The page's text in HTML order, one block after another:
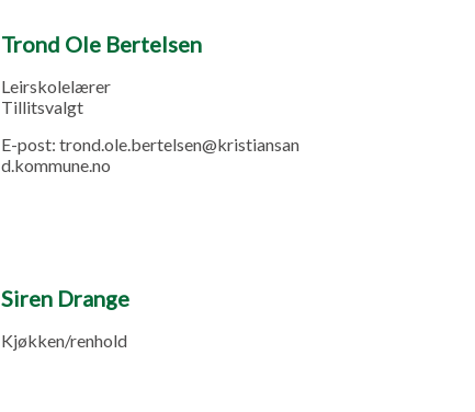
Trond Ole Bertelsen
Leirskolelærer
Tillitsvalgt
E-post: trond.ole.bertelsen@kristiansan
d.kommune.no
Siren Drange
Kjøkken/renhold